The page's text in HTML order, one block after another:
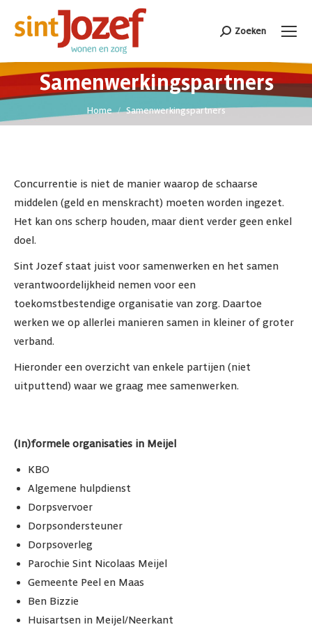
Search:
Zoeken
Samenwerkingspartners
Je bent hier:
Home Samenwerkingspartners
Concurrentie is niet de manier waarop de schaarse
middelen (geld en menskracht) moeten worden ingezet.
Het kan ons scherp houden, maar dient verder geen enkel
doel.
Sint Jozef staat juist voor samenwerken en het samen
verantwoordelijkheid nemen voor een
toekomstbestendige organisatie van zorg. Daartoe
werken we op allerlei manieren samen in kleiner of groter
verband.
Hieronder een overzicht van enkele partijen (niet
uitputtend) waar we graag mee samenwerken.
(In)formele organisaties in Meijel
KBO
Algemene hulpdienst
Dorpsvervoer
Dorpsondersteuner
Dorpsoverleg
Parochie Sint Nicolaas Meijel
Gemeente Peel en Maas
Ben Bizzie
Huisartsen in Meijel/Neerkant